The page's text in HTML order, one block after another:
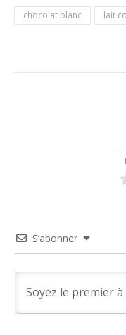
chocolat blanc lait
S’abonner